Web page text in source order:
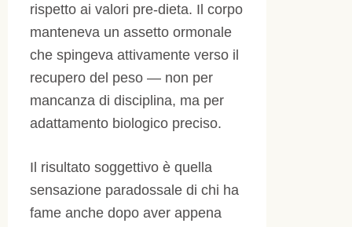
rispetto ai valori pre-dieta. Il corpo
manteneva un assetto ormonale
che spingeva attivamente verso il
recupero del peso — non per
mancanza di disciplina, ma per
adattamento biologico preciso.
Il risultato soggettivo è quella
sensazione paradossale di chi ha
fame anche dopo aver appena